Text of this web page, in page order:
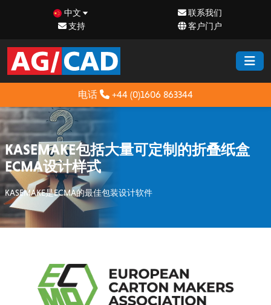
中文
联系我们
支持
客户门户
电话 +44 (0)1606 863344
KASEMAKE包括大量可定制的折叠纸盒
ECMA设计样式
KASEMAKE是ECMA的最佳包装设计软件